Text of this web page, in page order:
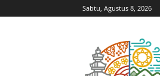
Sabtu, Agustus 8, 2026